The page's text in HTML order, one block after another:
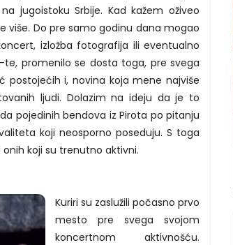
jugoistoku Srbije. Kad kažem oživeo
više. Do pre samo godinu dana mogao
izložba fotografija ili eventualno
te, promenilo se dosta toga, pre svega
postojećih i, novina koja mene najviše
ljudi. Dolazim na ideju da je to
pojedinih bendova iz Pirota po pitanju
koji neosporno poseduju. S toga
koji su trenutno aktivni.
Kuriri su zaslužili počasno prvo
mesto pre svega svojom
koncertnom aktivnošću.